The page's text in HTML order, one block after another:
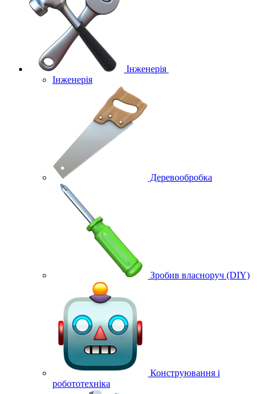
Інженерія
Інженерія
Деревообробка
Зробив власноруч (DIY)
Конструювання і
робототехніка